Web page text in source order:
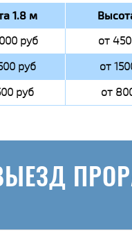
1.8 м
руб от
руб от
руб от